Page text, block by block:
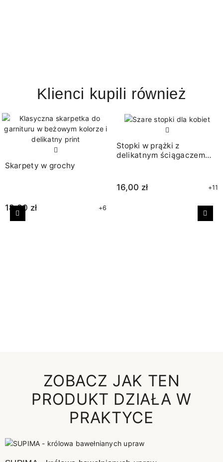
Klienci kupili również
Skarpety w grochy
18,00 zł +6
Stopki w prążki z
delikatnym ściągaczem
16,00 zł +11
Poprzedni
ZOBACZ JAK TEN
PRODUKT DZIAŁA W
PRAKTYCE